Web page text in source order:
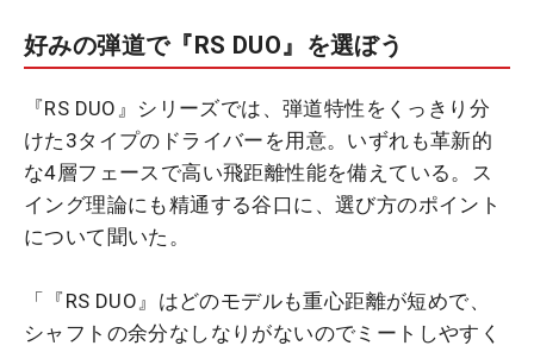
好みの弾道で『RS DUO』を選ぼう
『RS DUO』シリーズでは、弾道特性をくっきり分
けた3タイプのドライバーを用意。いずれも革新的
な4層フェースで高い飛距離性能を備えている。ス
イング理論にも精通する谷口に、選び方のポイント
について聞いた。
「『RS DUO』はどのモデルも重心距離が短めで、
シャフトの余分なしなりがないのでミートしやすく